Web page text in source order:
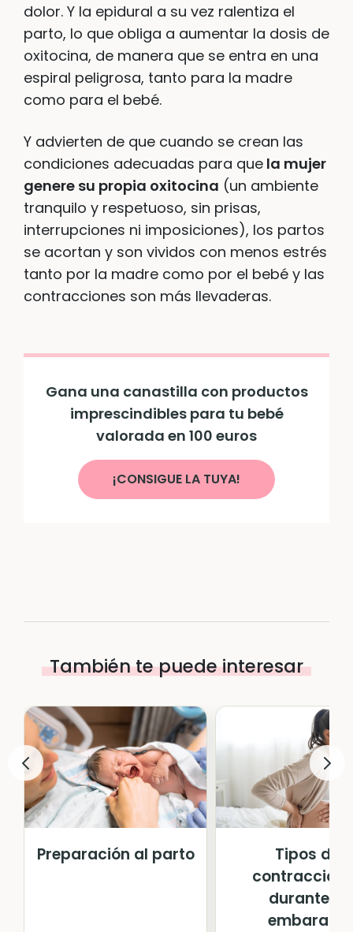
dolor. Y la epidural a su vez ralentiza el
parto, lo que obliga a aumentar la dosis de
oxitocina, de manera que se entra en una
espiral peligrosa, tanto para la madre
como para el bebé.
Y advierten de que cuando se crean las
condiciones adecuadas para que la mujer
genere su propia oxitocina (un ambiente
tranquilo y respetuoso, sin prisas,
interrupciones ni imposiciones), los partos
se acortan y son vividos con menos estrés
tanto por la madre como por el bebé y las
contracciones son más llevaderas.
Gana una canastilla con productos
imprescindibles para tu bebé
valorada en 100 euros
¡CONSIGUE LA TUYA!
También te puede interesar
Preparación al parto
Tipos de
durante el
embarazo